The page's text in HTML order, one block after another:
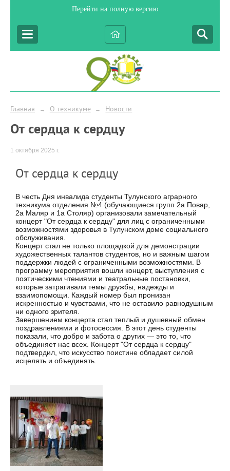
Перейти на полную версию
Главная → О техникуме → Новости
От сердца к сердцу
1 октября 2025 г.
От сердца к сердцу
В честь Дня инвалида студенты Тулунского аграрного
техникума отделения №4 (обучающиеся групп 2а Повар,
2а Маляр и 1а Столяр) организовали замечательный
концерт "От сердца к сердцу" для лиц с ограниченными
возможностями здоровья в Тулунском доме социального
обслуживания.
Концерт стал не только площадкой для демонстрации
художественных талантов студентов, но и важным шагом
поддержки людей с ограниченными возможностями. В
программу мероприятия вошли концерт, выступления с
поэтическими чтениями и театральные постановки,
которые затрагивали темы дружбы, надежды и
взаимопомощи. Каждый номер был пронизан
искренностью и чувствами, что не оставило равнодушным
ни одного зрителя.
Завершением концерта стал теплый и душевный обмен
поздравлениями и фотосессия. В этот день студенты
показали, что добро и забота о других — это то, что
объединяет нас всех. Концерт "От сердца к сердцу"
подтвердил, что искусство поистине обладает силой
исцелять и объединять.